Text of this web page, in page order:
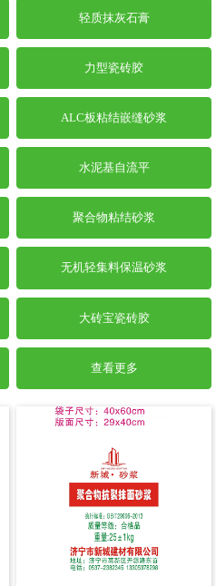
轻质抹灰石膏
力型瓷砖胶
ALC板粘结嵌缝砂浆
水泥基自流平
聚合物粘结砂浆
无机轻集料保温砂浆
大砖宝瓷砖胶
查看更多